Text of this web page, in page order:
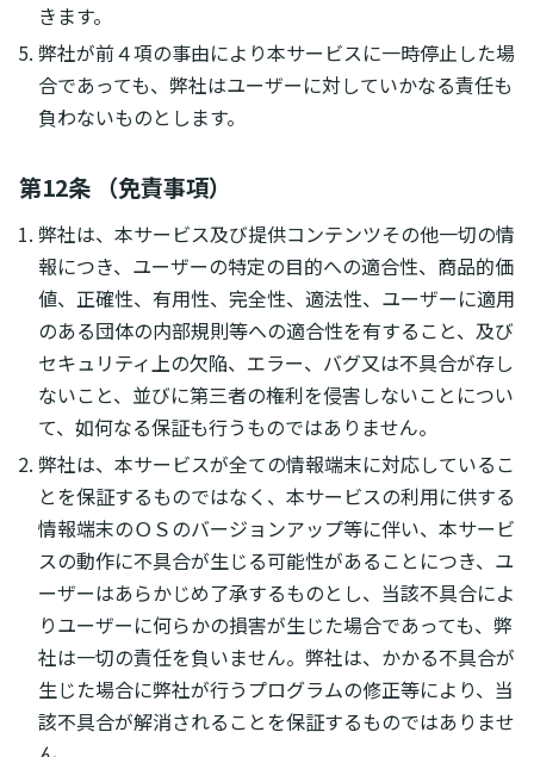
きます。
弊社が前４項の事由により本サービスに一時停止した場
合であっても、弊社はユーザーに対していかなる責任も
負わないものとします。
第12条 （免責事項）
弊社は、本サービス及び提供コンテンツその他一切の情
報につき、ユーザーの特定の目的への適合性、商品的価
値、正確性、有用性、完全性、適法性、ユーザーに適用
のある団体の内部規則等への適合性を有すること、及び
セキュリティ上の欠陥、エラー、バグ又は不具合が存し
ないこと、並びに第三者の権利を侵害しないことについ
て、如何なる保証も行うものではありません。
弊社は、本サービスが全ての情報端末に対応しているこ
とを保証するものではなく、本サービスの利用に供する
情報端末のＯＳのバージョンアップ等に伴い、本サービ
スの動作に不具合が生じる可能性があることにつき、ユ
ーザーはあらかじめ了承するものとし、当該不具合によ
りユーザーに何らかの損害が生じた場合であっても、弊
社は一切の責任を負いません。弊社は、かかる不具合が
生じた場合に弊社が行うプログラムの修正等により、当
該不具合が解消されることを保証するものではありませ